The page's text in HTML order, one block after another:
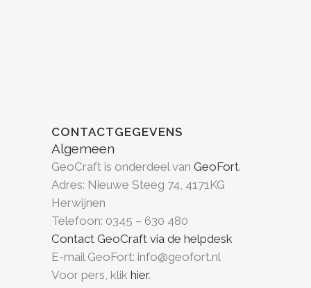
CONTACTGEGEVENS
Algemeen
GeoCraft is onderdeel van GeoFort.
Adres: Nieuwe Steeg 74, 4171KG
Herwijnen
Telefoon: 0345 – 630 480
Contact GeoCraft via de helpdesk
E-mail GeoFort: info@geofort.nl
Voor pers, klik hier.